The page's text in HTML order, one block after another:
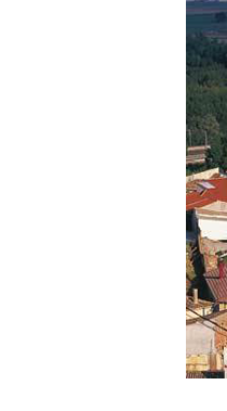
Enoturismo
Bodega